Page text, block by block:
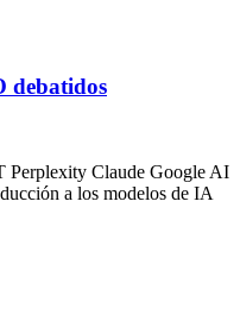
debatidos
Perplexity Claude Google AI
a los modelos de IA